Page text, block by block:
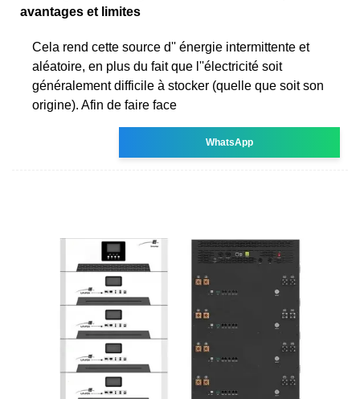
avantages et limites
Cela rend cette source d'' énergie intermittente et
aléatoire, en plus du fait que l''électricité soit
généralement difficile à stocker (quelle que soit son
origine). Afin de faire face
WhatsApp